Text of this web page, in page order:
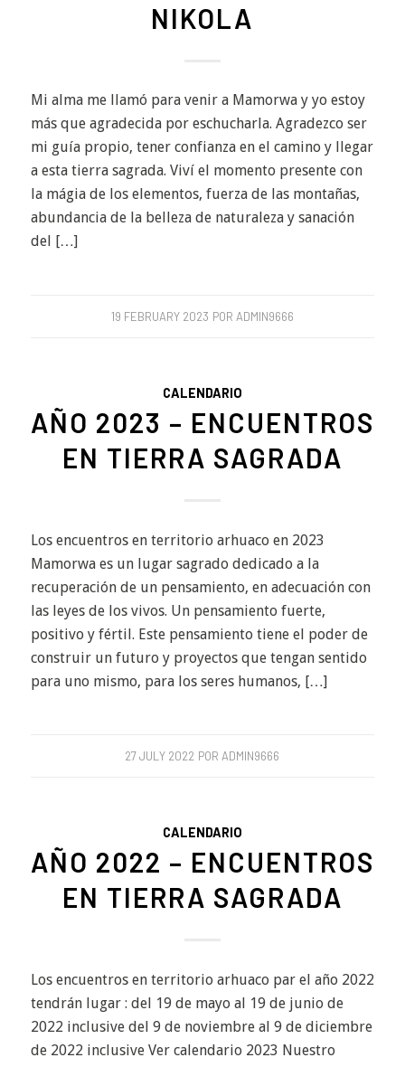
NIKOLA
Mi alma me llamó para venir a Mamorwa y yo estoy
más que agradecida por eschucharla. Agradezco ser
mi guía propio, tener confianza en el camino y llegar
a esta tierra sagrada. Viví el momento presente con
la mágia de los elementos, fuerza de las montañas,
abundancia de la belleza de naturaleza y sanación
del […]
19 FEBRUARY 2023 POR ADMIN9666
CALENDARIO
AÑO 2023 – ENCUENTROS
EN TIERRA SAGRADA
Los encuentros en territorio arhuaco en 2023
Mamorwa es un lugar sagrado dedicado a la
recuperación de un pensamiento, en adecuación con
las leyes de los vivos. Un pensamiento fuerte,
positivo y fértil. Este pensamiento tiene el poder de
construir un futuro y proyectos que tengan sentido
para uno mismo, para los seres humanos, […]
27 JULY 2022 POR ADMIN9666
CALENDARIO
AÑO 2022 – ENCUENTROS
EN TIERRA SAGRADA
Los encuentros en territorio arhuaco par el año 2022
tendrán lugar : del 19 de mayo al 19 de junio de
2022 inclusive del 9 de noviembre al 9 de diciembre
de 2022 inclusive Ver calendario 2023 Nuestro